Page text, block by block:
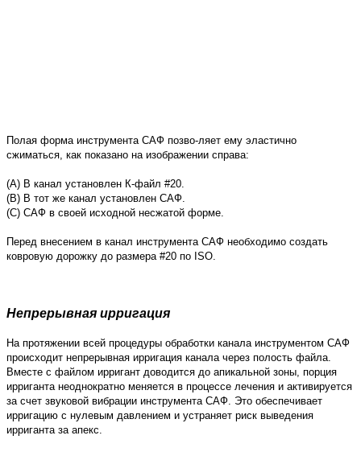
Полая форма инструмента САФ позво-ляет ему эластично
сжиматься, как показано на изображении справа:
(A) В канал установлен К-файл #20.
(B) В тот же канал установлен САФ.
(C) САФ в своей исходной несжатой форме.
Перед внесением в канал инструмента САФ необходимо создать
ковровую дорожку до размера #20 по ISO.
Непрерывная ирригация
На протяжении всей процедуры обработки канала инструментом САФ
происходит непрерывная ирригация канала через полость файла.
Вместе с файлом ирригант доводится до апикальной зоны, порция
ирриганта неоднократно меняется в процессе лечения и активируется
за счет звуковой вибрации инструмента САФ. Это обеспечивает
ирригацию с нулевым давлением и устраняет риск выведения
ирриганта за апекс.